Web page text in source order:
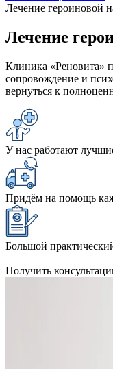
Лечение героиновой
Лечение
Клиника «Реновита»
сопровождение и
вернуться к
У нас работают
Придём на помощь
Большой
Получить